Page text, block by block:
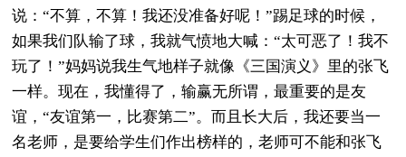
说：“不算，不算！我还没准备好呢！”踢足球的时候，
如果我们队输了球，我就气愤地大喊：“太可恶了！我不
玩了！”妈妈说我生气地样子就像《三国演义》里的张飞
一样。现在，我懂得了，输赢无所谓，最重要的是友
谊，“友谊第一，比赛第二”。而且长大后，我还要当一
名老师，是要给学生们作出榜样的，老师可不能和张飞